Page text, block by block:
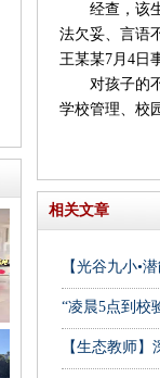
经查，该生
法欠妥、言语
王某某7月4日
对孩子的不
学校管理、校
相关文章
【光谷九小•
“凌晨5点到校
【生态教师